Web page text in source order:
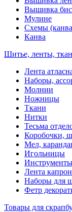
Вышивка
Мулине
Схемы
Канва
Шитье, ленты,
Лента
Наборы,
Молнии
Ножницы
Ткани
Нитки
Тесьма
Коробочки,
Мел,
Игольницы
Инструменты
Лента
Наборы для
Фетр
Товары для